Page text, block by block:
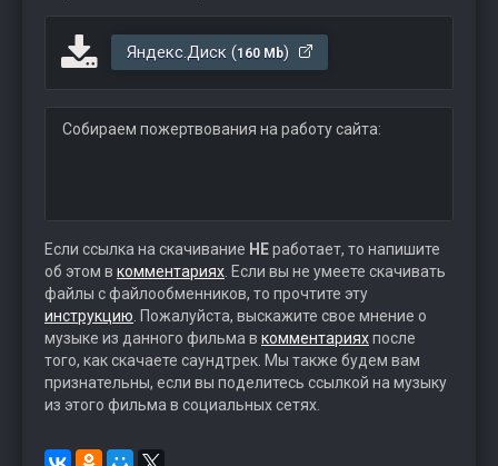
Яндекс.Диск (160 Mb)
Собираем пожертвования на работу сайта:
Если ссылка на скачивание НЕработает, то напишите
об этом в комментариях . Если вы не умеете скачивать
файлы с файлообменников, то прочтите эту
инструкцию . Пожалуйста, выскажите свое мнение о
музыке из данного фильма в комментарияхпосле
того, как скачаете саундтрек. Мы также будем вам
признательны, если вы поделитесь ссылкой на музыку
из этого фильма в социальных сетях.